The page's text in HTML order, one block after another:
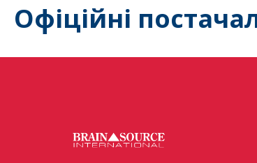
Офіційні